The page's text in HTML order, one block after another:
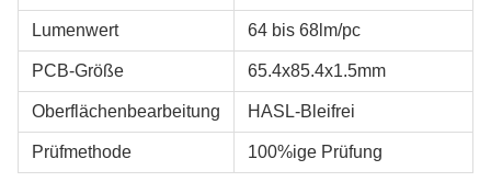
Lumenwert 64 bis 68lm/pc
PCB-Größe 65.4x85.4x1.5mm
Oberflächenbearbeitung HASL-Bleifrei
Prüfmethode 100%ige Prüfung